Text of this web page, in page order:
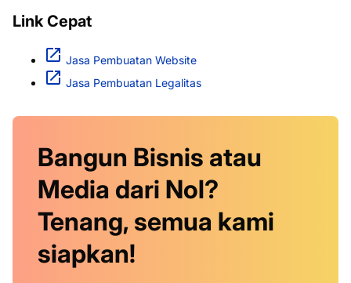
Link Cepat
Jasa Pembuatan Website
Jasa Pembuatan Legalitas
Bangun Bisnis atau
Media dari Nol?
Tenang, semua kami
siapkan!